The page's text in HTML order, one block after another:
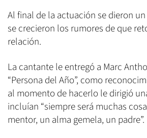
Al final de la actuación se dieron
se crecieron los rumores de que
relación.
La cantante le entregó a Marc
“Persona del Año”, como
al momento de hacerlo le dirigió
incluían “siempre será muchas
mentor, un alma gemela, un padre”.